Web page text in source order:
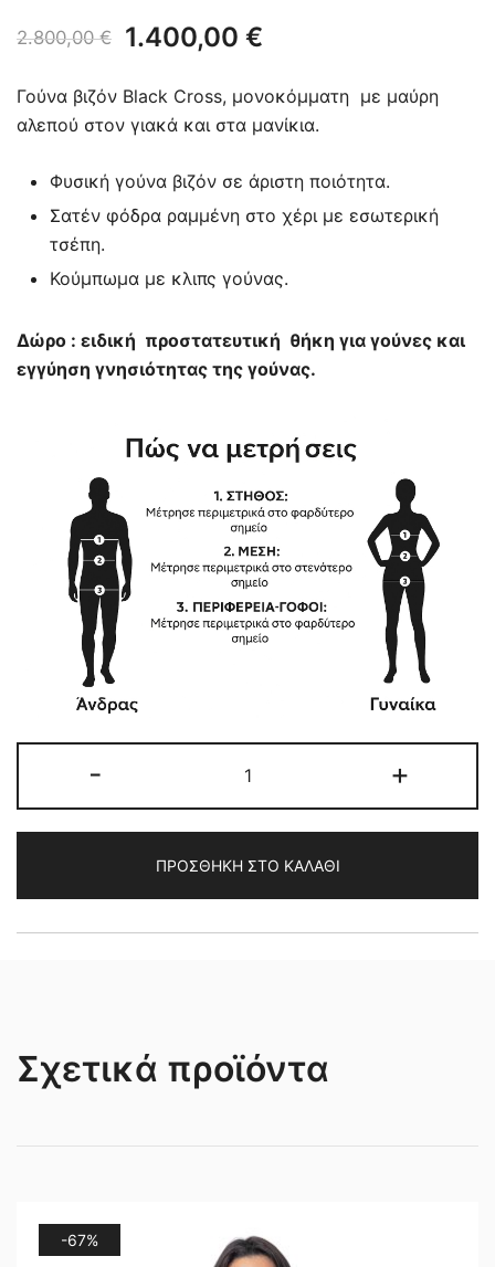
2.800,00€
Original
was:
2.800,00 €.
1.400,00 €
τρέχουσα
τιμή
1.400,00 €.
Γούνα βιζόν Black Cross, μονοκόμματη με μαύρη
αλεπού στον γιακά και στα μανίκια.
Φυσική γούνα βιζόν σε άριστη ποιότητα.
Σατέν φόδρα ραμμένη στο χέρι με εσωτερική
τσέπη.
Κούμπωμα με κλιπς γούνας.
Δώρο : ειδική προστατευτική θήκη για γούνες και
εγγύηση γνησιότητας της γούνας.
-
CROSS
ΒΙΖΟΝ
ΠΑΡΑΓΓΕΛΙΑΣ”
ποσότητα
+
ΠΡΟΣΘΉΚΗ ΣΤΟ ΚΑΛΆΘΙ
Σχετικά προϊόντα
-67%